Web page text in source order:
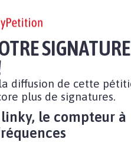
SIGNATURE
diffusion de cette
plus de signatures.
le compteur à